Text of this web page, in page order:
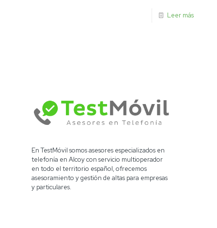
Leer más
En TestMóvil somos asesores especializados en
telefonía en Alcoy con servicio multioperador
en todo el territorio español, ofrecemos
asesoramiento y gestión de altas para empresas
y particulares.